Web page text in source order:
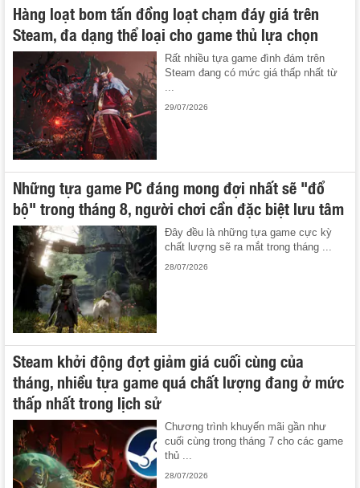
Hàng loạt bom tấn đồng loạt chạm đáy giá trên
Steam, đa dạng thể loại cho game thủ lựa chọn
Rất nhiều tựa game đình đám trên
Steam đang có mức giá thấp nhất từ
...
29/07/2026
Những tựa game PC đáng mong đợi nhất sẽ "đổ
bộ" trong tháng 8, người chơi cần đặc biệt lưu tâm
Đây đều là những tựa game cực kỳ
chất lượng sẽ ra mắt trong tháng ...
28/07/2026
Steam khởi động đợt giảm giá cuối cùng của
tháng, nhiều tựa game quá chất lượng đang ở mức
thấp nhất trong lịch sử
Chương trình khuyến mãi gần như
cuối cùng trong tháng 7 cho các game
thủ ...
28/07/2026